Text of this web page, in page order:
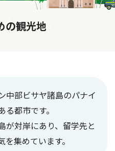
の観光地
中部ビサヤ諸島のパナイ
る都市です。
が対岸にあり、留学先と
を集めています。